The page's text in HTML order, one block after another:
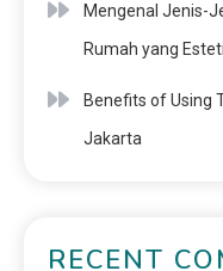
Mengenal Jenis-
Rumah yang
Benefits of Using
Jakarta
RECENT